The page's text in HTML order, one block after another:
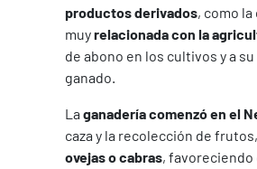
productos derivados, como
muyrelacionada con la
de abono en los cultivos y a
ganado.
Laganadería comenzó en el
caza y la recolección de
ovejas o cabras, favoreciendo